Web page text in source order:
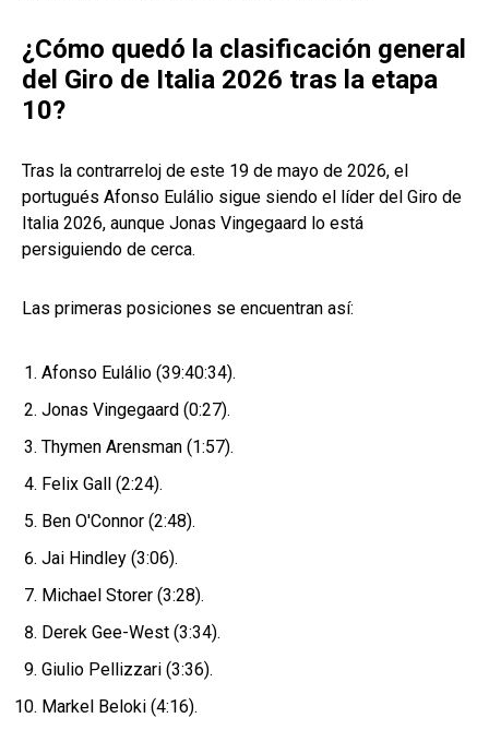
¿Cómo quedó la clasificación general
del Giro de Italia 2026 tras la etapa
10?
Tras la contrarreloj de este 19 de mayo de 2026, el
portugués Afonso Eulálio sigue siendo el líder del Giro de
Italia 2026, aunque Jonas Vingegaard lo está
persiguiendo de cerca.
Las primeras posiciones se encuentran así:
Afonso Eulálio (39:40:34).
Jonas Vingegaard (0:27).
Thymen Arensman (1:57).
Felix Gall (2:24).
Ben O'Connor (2:48).
Jai Hindley (3:06).
Michael Storer (3:28).
Derek Gee-West (3:34).
Giulio Pellizzari (3:36).
Markel Beloki (4:16).